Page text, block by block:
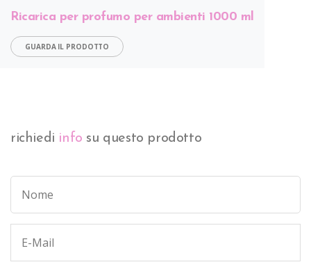
Ricarica per profumo per ambienti 1000 ml
GUARDA IL PRODOTTO
richiedi info su questo prodotto